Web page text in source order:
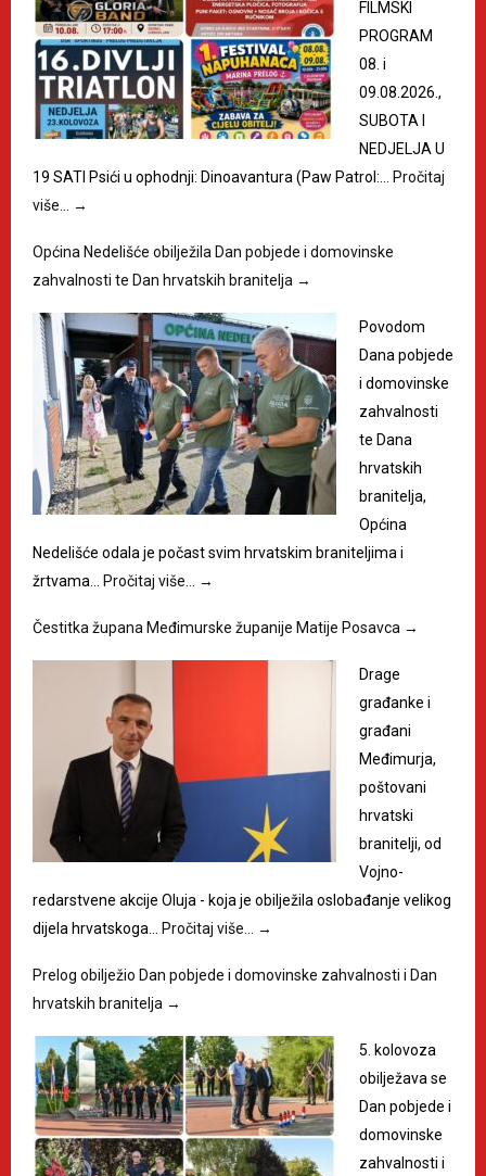
FILMSKI
PROGRAM
08. i
09.08.2026.,
SUBOTA I
NEDJELJA U
19 SATI Psići u ophodnji: Dinoavantura (Paw Patrol:…
Pročitaj
više…
→
Općina Nedelišće obilježila Dan pobjede i domovinske
zahvalnosti te Dan hrvatskih branitelja →
Povodom
Dana pobjede
i domovinske
zahvalnosti
te Dana
hrvatskih
branitelja,
Općina
Nedelišće odala je počast svim hrvatskim braniteljima i
žrtvama…
Pročitaj više… →
Čestitka župana Međimurske županije Matije Posavca →
Drage
građanke i
građani
Međimurja,
poštovani
hrvatski
branitelji, od
Vojno-
redarstvene akcije Oluja - koja je obilježila oslobađanje velikog
dijela hrvatskoga…
Pročitaj više… →
Prelog obilježio Dan pobjede i domovinske zahvalnosti i Dan
hrvatskih branitelja →
5. kolovoza
obilježava se
Dan pobjede i
domovinske
zahvalnosti i